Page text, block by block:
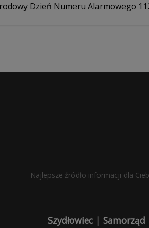
Dzień Numeru Alarmowego
Najlepsze źródło informacji dla
Szydłowiec | Samorząd